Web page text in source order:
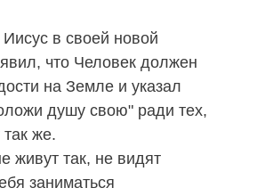
Иисус в своей новой
что Человек должен
на Земле и указал
душу свою" ради тех,
так же.
живут так, не видят
заниматься